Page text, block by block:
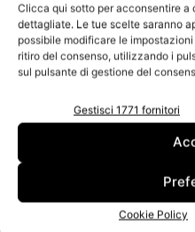
Clicca qui sotto per acconsentire a
dettagliate. Le tue scelte saranno
possibile modificare le
ritiro del consenso, utilizzando i
sul pulsante di gestione del
Gestisci 1771 fornitori
Cookie Policy
Leggi la rivista